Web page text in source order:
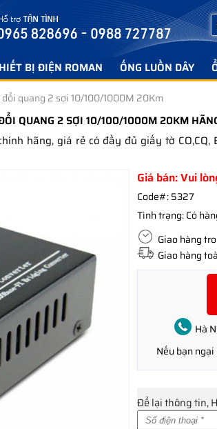
BỊ ĐIỆN ROMAN ỐNG LUỒN DÂY
quang 2 sợi 10/100/1000M 20Km
QUANG 2 SỢI 10/100/1000M 20KM
hãng, giá rẻ có đầy đủ giấy tờ
Giá bán: Vui
Code#:5327
Tình trạng:Có
Giao hàng
Giao hàng
Hà
Nếu bạn
Để lại thông tin,